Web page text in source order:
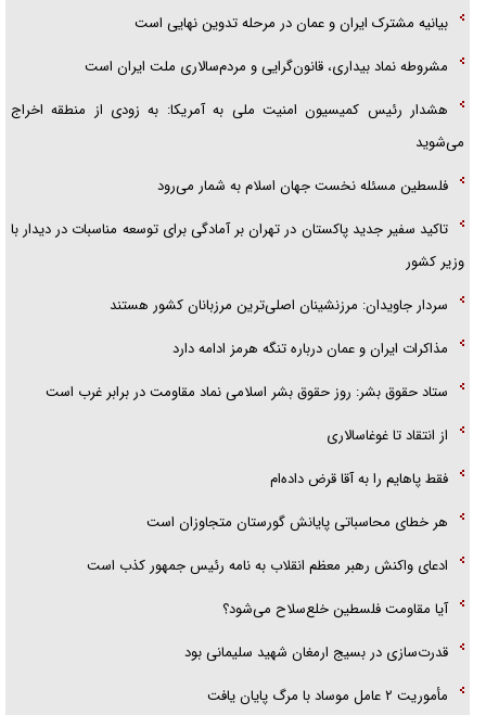
بیانیه مشترک ایران و عمان در مرحله تدوین نهایی است
مشروطه نماد بیداری، قانون‌گرایی و مردم‌سالاری ملت ایران است
هشدار رئیس کمیسیون امنیت ملی به آمریکا: به زودی از منطقه اخراج
می‌شوید
فلسطین مسئله نخست جهان اسلام به شمار می‌رود
تاکید سفیر جدید پاکستان در تهران بر آمادگی برای توسعه مناسبات در دیدار با
وزیر کشور
سردار جاویدان: مرزنشینان اصلی‌ترین مرزبانان کشور هستند
مذاکرات ایران و عمان درباره تنگه هرمز ادامه دارد
ستاد حقوق بشر: روز حقوق بشر اسلامی نماد مقاومت در برابر غرب است
از انتقاد تا غوغاسالاری
فقط پاهایم را به آقا قرض داده‌ام
هر خطای محاسباتی پایانش گورستان متجاوزان است
ادعای واکنش رهبر معظم انقلاب به نامه رئیس جمهور کذب است
آیا مقاومت فلسطین خلع‌سلاح می‌شود؟
قدرت‌سازی در بسیج ارمغان شهید سلیمانی بود
مأموریت ۲ عامل موساد با مرگ پایان یافت